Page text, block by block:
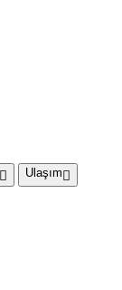
Ulaşım